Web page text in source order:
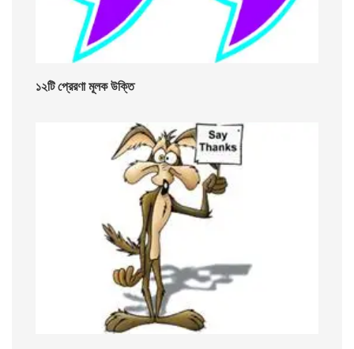
১২টি প্রেরণা মূলক উক্তি